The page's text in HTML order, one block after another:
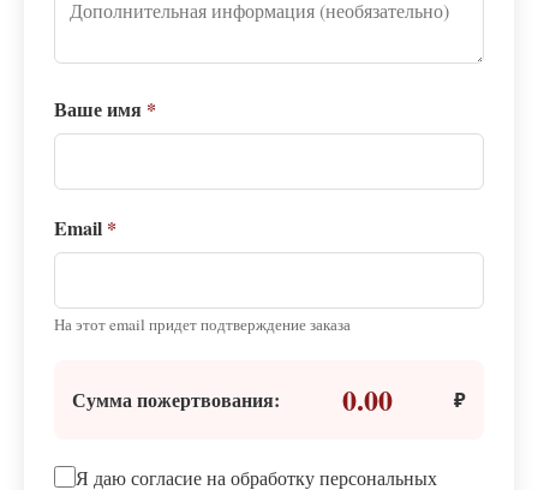
Ваше имя *
Email *
На этот email придет подтверждение заказа
Сумма пожертвования: 0.00 ₽
Я даю согласие на обработку персональных